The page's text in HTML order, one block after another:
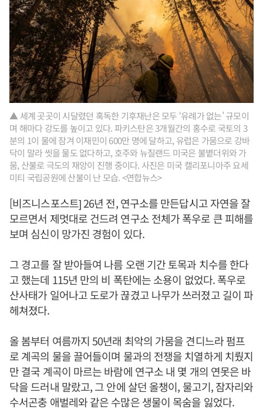
▲ 세계 곳곳이 시달렸던 혹독한 기후재난은 모두 ‘유례가 없는’ 규모이
며 해마다 강도를 높이고 있다. 파키스탄은 3개월간의 홍수로 국토의 3
분의 1이 물에 잠겨 이재민이 600만 명에 달하고, 유럽은 가뭄으로 강바
닥이 말라 씻을 물도 없다하고, 호주와 뉴질랜드 미국은 불볕더위와 가
뭄, 산불로 극도의 재앙이 진행 중이다. 사진은 미국 캘리포니아주 요세
미티 국립공원에 산불이 난 모습. <연합뉴스>
[비즈니스포스트] 26년 전, 연구소를 만든답시고 자연을 잘
모르면서 제멋대로 건드려 연구소 전체가 폭우로 큰 피해를
보며 심신이 망가진 경험이 있다.
그 경고를 잘 받아들여 나름 오랜 기간 토목과 치수를 한다
고 했는데 115년 만의 비 폭탄에는 소용이 없었다. 폭우로
산사태가 일어나고 도로가 끊겼고 나무가 쓰러졌고 길이 파
헤쳐졌다.
올 봄부터 여름까지 50년래 최악의 가뭄을 견디느라 펌프
로 계곡의 물을 끌어들이며 물과의 전쟁을 치열하게 치뤘지
만 결국 계곡이 마르는 바람에 연구소 내 몇 개의 연못은 바
닥을 드러내 말랐고, 그 안에 살던 올챙이, 물고기, 잠자리와
수서곤충 애벌레와 같은 수많은 생물이 목숨을 잃었다.